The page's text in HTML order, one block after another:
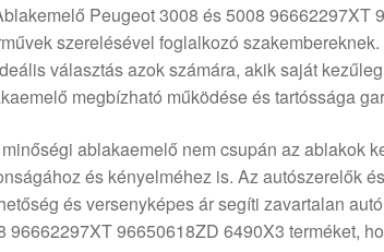
Peugeot 3008 és 5008
szerelésével foglalkozó
választás azok számára, akik saját
megbízható működése és tartóssága
ablakaemelő nem csupán az ablakok
és kényelméhez is. Az autószerelők
és versenyképes ár segíti zavartalan
96662297XT 96650618ZD 6490X3 terméket,